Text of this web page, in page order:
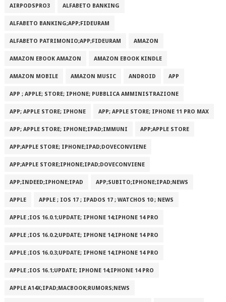
AIRPODSPRO3 ALFABETO BANKING
ALFABETO BANKING;APP;FIDEURAM
ALFABETO PATRIMONI‪O‬;APP;FIDEURAM AMAZON
AMAZON EBOOK AMAZON AMAZON EBOOK KINDLE
AMAZON MOBILE AMAZON MUSIC ANDROID APP
APP ; APPLE; STORE; IPHONE; PUBBLICA AMMINISTRAZIONE
APP; APPLE STORE; IPHONE APP; APPLE STORE; IPHONE 11 PRO MAX
APP; APPLE STORE; IPHONE;IPAD;IMMUNI APP;APPLE STORE
APP;APPLE STORE; IPHONE;IPAD;DOVECONVIENE
APP;APPLE STORE;IPHONE;IPAD;DOVECONVIENE
APP;INDEED;IPHONE;IPAD APP;SUBITO;IPHONE;IPAD;NEWS
APPLE APPLE ; IOS 17 ; IPADOS 17 ; WATCHOS 10 ; NEWS
APPLE ;IOS 16.0.1;UPDATE; IPHONE 14;IPHONE 14 PRO
APPLE ;IOS 16.0.2;UPDATE; IPHONE 14;IPHONE 14 PRO
APPLE ;IOS 16.0.3;UPDATE; IPHONE 14;IPHONE 14 PRO
APPLE ;IOS 16.1;UPDATE; IPHONE 14;IPHONE 14 PRO
APPLE A14X;IPAD;MACBOOK;RUMORS;NEWS